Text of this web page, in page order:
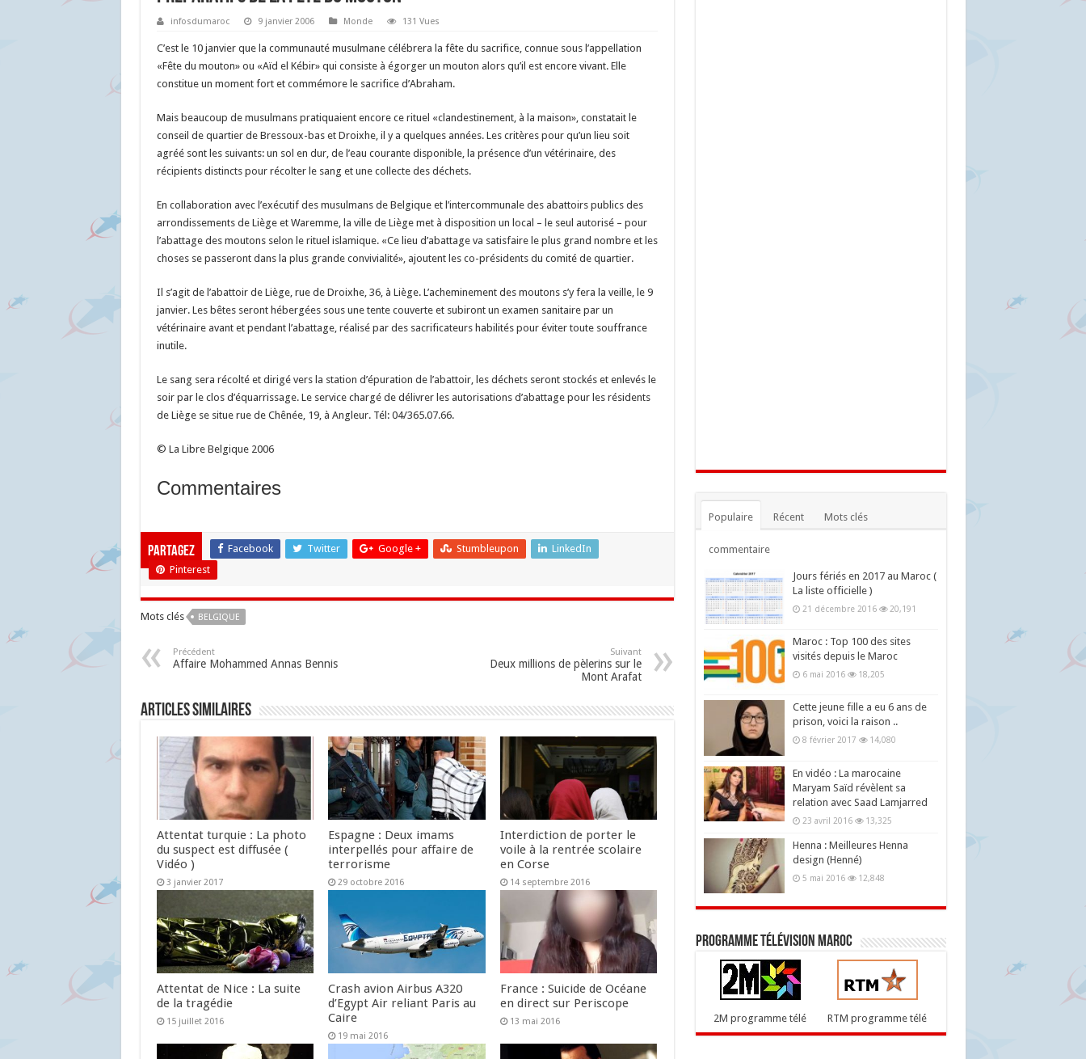
infosdumaroc 9 janvier 2006 Monde 131 Vues
C’est le 10 janvier que la communauté musulmane célébrera la fête du sacrifice, connue sous l’appellation
«Fête du mouton» ou «Aïd el Kébir» qui consiste à égorger un mouton alors qu’il est encore vivant. Elle
constitue un moment fort et commémore le sacrifice d’Abraham.
Mais beaucoup de musulmans pratiquaient encore ce rituel «clandestinement, à la maison», constatait le
conseil de quartier de Bressoux-bas et Droixhe, il y a quelques années. Les critères pour qu’un lieu soit
agréé sont les suivants: un sol en dur, de l’eau courante disponible, la présence d’un vétérinaire, des
récipients distincts pour récolter le sang et une collecte des déchets.
En collaboration avec l’exécutif des musulmans de Belgique et l’intercommunale des abattoirs publics des
arrondissements de Liège et Waremme, la ville de Liège met à disposition un local – le seul autorisé – pour
l’abattage des moutons selon le rituel islamique. «Ce lieu d’abattage va satisfaire le plus grand nombre et les
choses se passeront dans la plus grande convivialité», ajoutent les co-présidents du comité de quartier.
Il s’agit de l’abattoir de Liège, rue de Droixhe, 36, à Liège. L’acheminement des moutons s’y fera la veille, le 9
janvier. Les bêtes seront hébergées sous une tente couverte et subiront un examen sanitaire par un
vétérinaire avant et pendant l’abattage, réalisé par des sacrificateurs habilités pour éviter toute souffrance
inutile.
Le sang sera récolté et dirigé vers la station d’épuration de l’abattoir, les déchets seront stockés et enlevés le
soir par le clos d’équarrissage. Le service chargé de délivrer les autorisations d’abattage pour les résidents
de Liège se situe rue de Chênée, 19, à Angleur. Tél: 04/365.07.66.
© La Libre Belgique 2006
Commentaires
Partagez Facebook Twitter Google + Stumbleupon
LinkedIn
Pinterest
Mots clés BELGIQUE
Précédent
Affaire Mohammed Annas Bennis
Suivant
Deux millions de pèlerins sur le
Mont Arafat
Articles similaires
Attentat turquie : La photo
du suspect est diffusée (
Vidéo )
3 janvier 2017
Espagne : Deux imams
interpellés pour affaire de
terrorisme
29 octobre 2016
Interdiction de porter le
voile à la rentrée scolaire
en Corse
14 septembre 2016
Attentat de Nice : La suite
de la tragédie
15 juillet 2016
Crash avion Airbus A320
d’Egypt Air reliant Paris au
Caire
19 mai 2016
France : Suicide de Océane
en direct sur Periscope
13 mai 2016
Populaire Récent Mots clés
commentaire
Jours fériés en 2017 au Maroc (
La liste officielle )
21 décembre 2016 20,191
Maroc : Top 100 des sites
visités depuis le Maroc
6 mai 2016 18,205
Cette jeune fille a eu 6 ans de
prison, voici la raison ..
8 février 2017 14,080
En vidéo : La marocaine
Maryam Saïd révèlent sa
relation avec Saad Lamjarred
23 avril 2016 13,325
Henna : Meilleures Henna
design (Henné)
5 mai 2016 12,848
Programme télévision maroc
2M programme télé RTM programme télé